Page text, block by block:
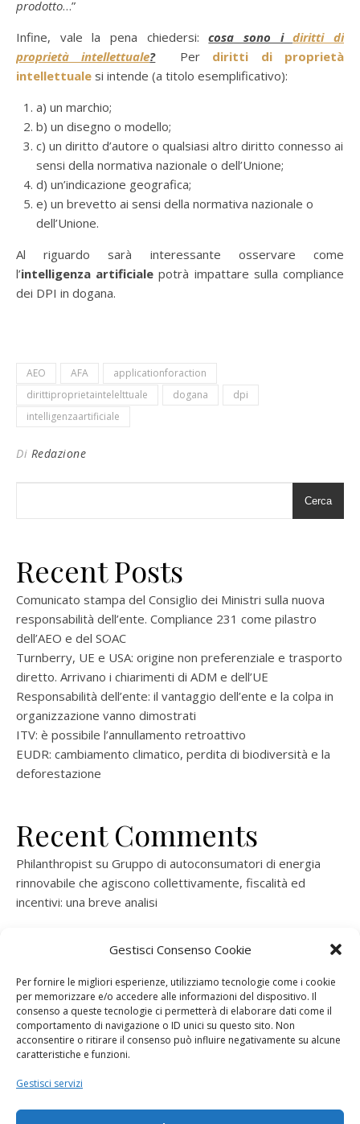
Gestisci Consenso Cookie
Per fornire le migliori esperienze, utilizziamo tecnologie come i cookie
per memorizzare e/o accedere alle informazioni del dispositivo. Il
consenso a queste tecnologie ci permetterà di elaborare dati come il
comportamento di navigazione o ID unici su questo sito. Non
acconsentire o ritirare il consenso può influire negativamente su alcune
caratteristiche e funzioni.
Gestisci servizi
prodotto…”
Infine, vale la pena chiedersi:cosa sono idiritti di
proprietà intellettuale?Per diritti di proprietà
intellettuale si intende (a titolo esemplificativo):
a) un marchio;
b) un disegno o modello;
c) un diritto d’autore o qualsiasi altro diritto connesso ai
sensi della normativa nazionale o dell’Unione;
d) un’indicazione geografica;
e) un brevetto ai sensi della normativa nazionale o
dell’Unione.
Al riguardo sarà interessante osservare come
l’intelligenza artificiale potrà impattare sulla compliance
dei DPI in dogana.
AEO AFA
applicationforaction
dirittiproprietaintelelttuale
dogana
dpi
intelligenzaartificiale
Di Redazione
Cerca
Recent Posts
Comunicato stampa del Consiglio dei Ministri sulla nuova
responsabilità dell’ente. Compliance 231 come pilastro
dell’AEO e del SOAC
Turnberry, UE e USA: origine non preferenziale e trasporto
diretto. Arrivano i chiarimenti di ADM e dell’UE
Responsabilità dell’ente: il vantaggio dell’ente e la colpa in
organizzazione vanno dimostrati
ITV: è possibile l’annullamento retroattivo
EUDR: cambiamento climatico, perdita di biodiversità e la
deforestazione
Recent Comments
Philanthropist su Gruppo di autoconsumatori di energia
rinnovabile che agiscono collettivamente, fiscalità ed
incentivi: una breve analisi
rinnovabile che agiscono collettivamente, fiscalità ed
ramatogelsuGruppo di autoconsumatori di energia
rinnovabile che agiscono collettivamente, fiscalità ed
incentivi: una breve analisi
consorzio per la produzione di energia elettrica